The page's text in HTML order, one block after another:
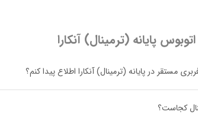
پایانه (ترمینال) آنکارا
مستقر در پایانه (ترمینال) آنکارا اطلاع پیدا کنم؟
کجاست؟